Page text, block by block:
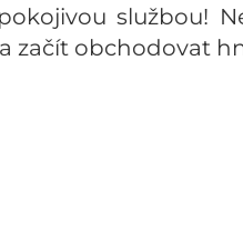
službou!
začít obchodovat